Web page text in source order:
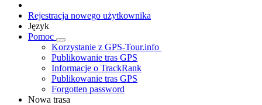
Rejestracja nowego użytkownika
Język
Pomoc
Korzystanie z GPS-Tour.info
Publikowanie tras GPS
Informacje o TrackRank
Publikowanie tras GPS
Forgotten password
Nowa trasa